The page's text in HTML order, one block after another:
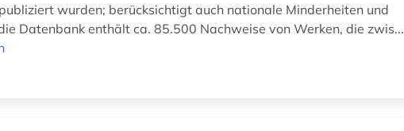
wurden; berücksichtigt auch nationale Minderheiten und
Datenbank enthält ca. 85.500 Nachweise von Werken, die zwis...